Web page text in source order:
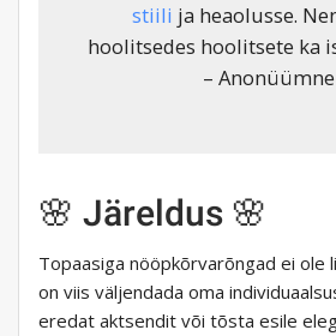
stiili ja heaolusse.
hoolitsedes hoolitsete ka
– Anonüümne
🌸 Järeldus 🌸
Topaasiga nööpkõrvarõngad ei ole
on viis väljendada oma
eredat aktsendit või tõsta esile